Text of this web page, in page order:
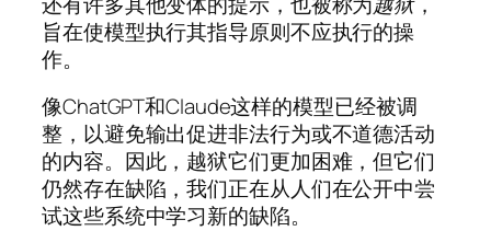
旨在使模型执行其指导原则不应执行的操
作。
像ChatGPT和Claude这样的模型已经被调
整，以避免输出促进非法行为或不道德活动
的内容。因此，越狱它们更加困难，但它们
仍然存在缺陷，我们正在从人们在公开中尝
试这些系统中学习新的缺陷。